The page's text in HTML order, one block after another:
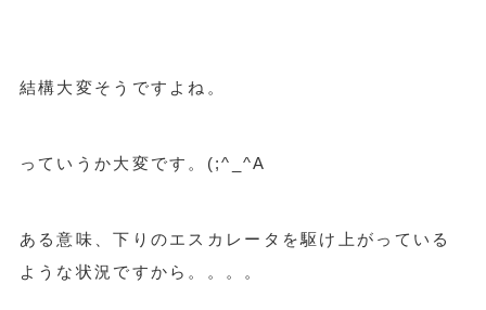
結構大変そうですよね。
っていうか大変です。(;^_^A
ある意味、下りのエスカレータを駆け上がっている
ような状況ですから。。。。